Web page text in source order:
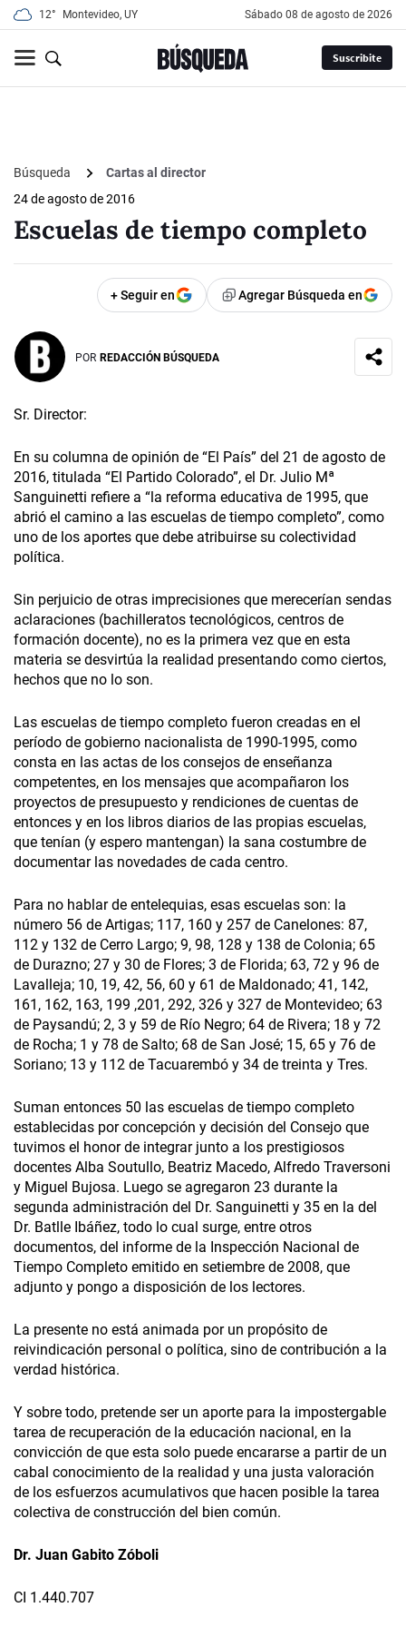
12° Montevideo, UY sábado 08 de agosto de 2026
Suscribite
Búsqueda
Cartas al director
24 de agosto de 2016
Escuelas de tiempo completo
+ Seguir en Agregar Búsqueda en
POR REDACCIÓN BÚSQUEDA
Sr. Director:
En su columna de opinión de “El País” del 21 de agosto de
2016, titulada “El Partido Colorado”, el Dr. Julio Mª
Sanguinetti refiere a “la reforma educativa de 1995, que
abrió el camino a las escuelas de tiempo completo”, como
uno de los aportes que debe atribuirse su colectividad
política.
Sin perjuicio de otras imprecisiones que merecerían sendas
aclaraciones (bachilleratos tecnológicos, centros de
formación docente), no es la primera vez que en esta
materia se desvirtúa la realidad presentando como ciertos,
hechos que no lo son.
Las escuelas de tiempo completo fueron creadas en el
período de gobierno nacionalista de 1990-1995, como
consta en las actas de los consejos de enseñanza
competentes, en los mensajes que acompañaron los
proyectos de presupuesto y rendiciones de cuentas de
entonces y en los libros diarios de las propias escuelas,
que tenían (y espero mantengan) la sana costumbre de
documentar las novedades de cada centro.
Para no hablar de entelequias, esas escuelas son: la
número 56 de Artigas; 117, 160 y 257 de Canelones: 87,
112 y 132 de Cerro Largo; 9, 98, 128 y 138 de Colonia; 65
de Durazno; 27 y 30 de Flores; 3 de Florida; 63, 72 y 96 de
Lavalleja; 10, 19, 42, 56, 60 y 61 de Maldonado; 41, 142,
161, 162, 163, 199 ,201, 292, 326 y 327 de Montevideo; 63
de Paysandú; 2, 3 y 59 de Río Negro; 64 de Rivera; 18 y 72
de Rocha; 1 y 78 de Salto; 68 de San José; 15, 65 y 76 de
Soriano; 13 y 112 de Tacuarembó y 34 de treinta y Tres.
Suman entonces 50 las escuelas de tiempo completo
establecidas por concepción y decisión del Consejo que
tuvimos el honor de integrar junto a los prestigiosos
docentes Alba Soutullo, Beatriz Macedo, Alfredo Traversoni
y Miguel Bujosa. Luego se agregaron 23 durante la
segunda administración del Dr. Sanguinetti y 35 en la del
Dr. Batlle Ibáñez, todo lo cual surge, entre otros
documentos, del informe de la Inspección Nacional de
Tiempo Completo emitido en setiembre de 2008, que
adjunto y pongo a disposición de los lectores.
La presente no está animada por un propósito de
reivindicación personal o política, sino de contribución a la
verdad histórica.
Y sobre todo, pretende ser un aporte para la impostergable
tarea de recuperación de la educación nacional, en la
convicción de que esta solo puede encararse a partir de un
cabal conocimiento de la realidad y una justa valoración
de los esfuerzos acumulativos que hacen posible la tarea
colectiva de construcción del bien común.
Dr. Juan Gabito Zóboli
CI 1.440.707